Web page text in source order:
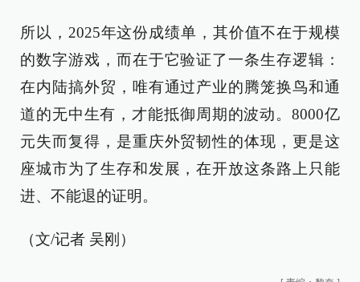
所以，2025年这份成绩单，其价值不在于规模
的数字游戏，而在于它验证了一条生存逻辑：
在内陆搞外贸，唯有通过产业的腾笼换鸟和通
道的无中生有，才能抵御周期的波动。8000亿
元失而复得，是重庆外贸韧性的体现，更是这
座城市为了生存和发展，在开放这条路上只能
进、不能退的证明。
（文/记者 吴刚）